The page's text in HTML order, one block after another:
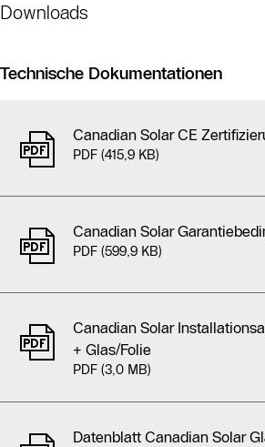
Downloads
Technische Dokumentationen
Canadian Solar CE
PDF (415,9 KB)
Canadian Solar
PDF (599,9 KB)
Canadian Solar
+ Glas/Folie
PDF (3,0 MB)
Datenblatt Canadian Solar